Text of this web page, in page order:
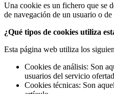
Una cookie es un fichero que se
de navegación de un usuario o
¿Qué tipos de cookies utiliza
Esta página web utiliza los
Cookies de análisis: Son
usuarios del servicio
Cookies técnicas: Son